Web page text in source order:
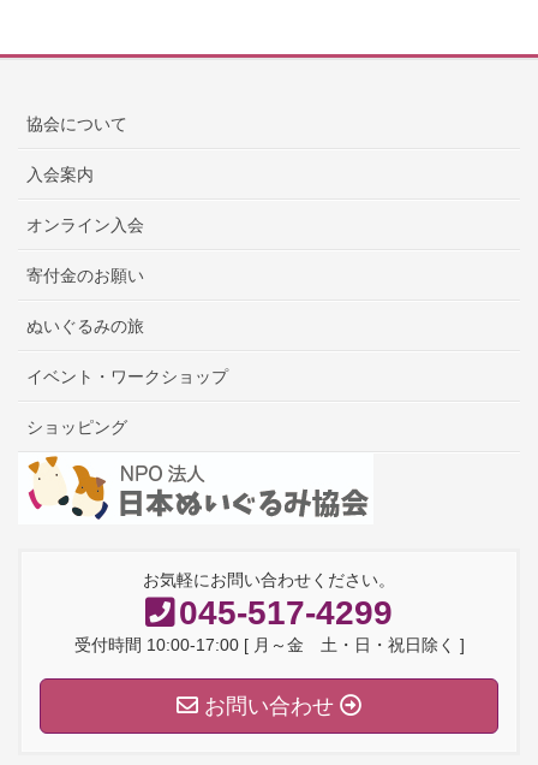
協会について
入会案内
オンライン入会
寄付金のお願い
ぬいぐるみの旅
イベント・ワークショップ
ショッピング
お気軽にお問い合わせください。
045-517-4299
受付時間 10:00-17:00 [ 月～金 土・日・祝日除く ]
お問い合わせ